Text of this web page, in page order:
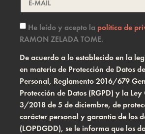
He leído y acepto la política de
RAMON ZELADA TOME.
De acuerdo a lo establecido en la
en materia de Protección de Datos
Personal, Reglamento 2016/679
Protección de Datos (RGPD) y la
3/2018 de 5 de diciembre, de
carácter personal y garantía de los
(LOPDGDD), se le informa que los